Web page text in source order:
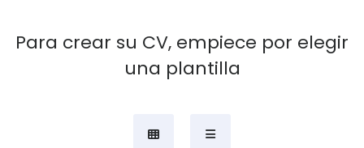
Para crear su CV, empiece por elegir
una plantilla